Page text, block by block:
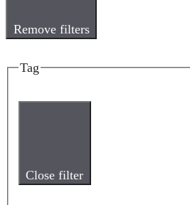
Remove filters
Tag
Close filter